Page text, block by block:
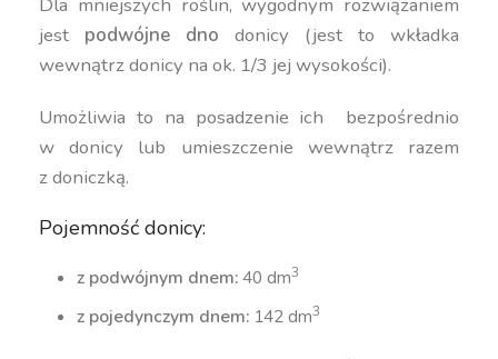
jest podwójne dno donicy (jest to wkładka
wewnątrz donicy na ok. 1/3 jej wysokości).
Umożliwia to na posadzenie ich bezpośrednio
w donicy lub umieszczenie wewnątrz razem
z doniczką.
Pojemność donicy:
z podwójnym dnem:40 dm3
z pojedynczym dnem: 142 dm3